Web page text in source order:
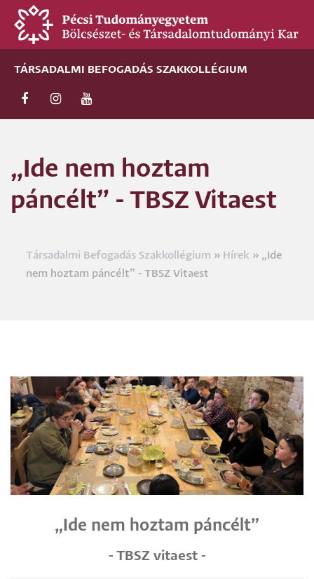
Ugrás
tartalomra
TÁRSADALMI BEFOGADÁS SZAKKOLLÉGIUM
„Ide nem hoztam
páncélt” - TBSZ Vitaest
Morzsa
Társadalmi Befogadás Szakkollégium Hírek
„Ide
nem hoztam páncélt” - TBSZ Vitaest
„Ide nem hoztam páncélt”
- TBSZ vitaest -